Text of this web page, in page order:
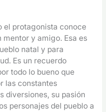
el protagonista conoce
y amigo. Esa es
natal y para
Es un recuerdo
todo lo bueno que
las constantes
diversiones, su pasión
personajes del pueblo a